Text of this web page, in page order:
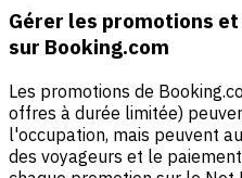
Gérer les promotions
sur Booking.com
Les promotions de
offres à durée limitée)
l'occupation, mais peuvent
des voyageurs et le